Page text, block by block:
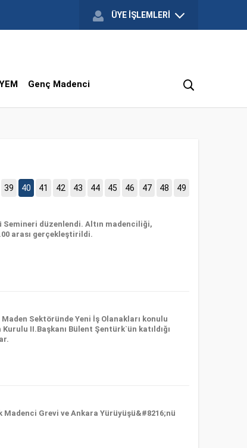
ÜYE İŞLEMLERİ
Genç Madenci
39 40 41 42 43 44 45 46 47 48 49
düzenlendi. Altın madenciliği,
arası gerçekleştirildi.
Sektöründe Yeni İş Olanakları konulu
II.Başkanı Bülent Şentürk`ün katıldığı
Madenci Grevi ve Ankara Yürüyüşü&#8216;nü